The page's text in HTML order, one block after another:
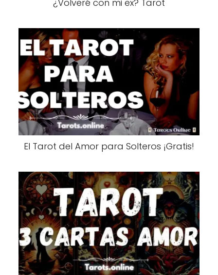
¿Volveré con mi ex? Tarot
El Tarot del Amor para Solteros ¡Gratis!